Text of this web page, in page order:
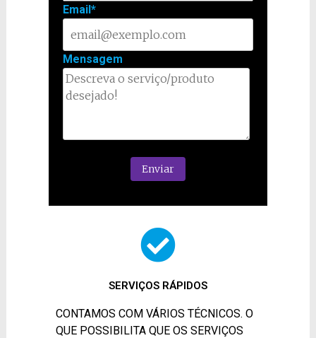
Email*
Mensagem
SERVIÇOS RÁPIDOS
CONTAMOS COM VÁRIOS TÉCNICOS. O
QUE POSSIBILITA QUE OS SERVIÇOS